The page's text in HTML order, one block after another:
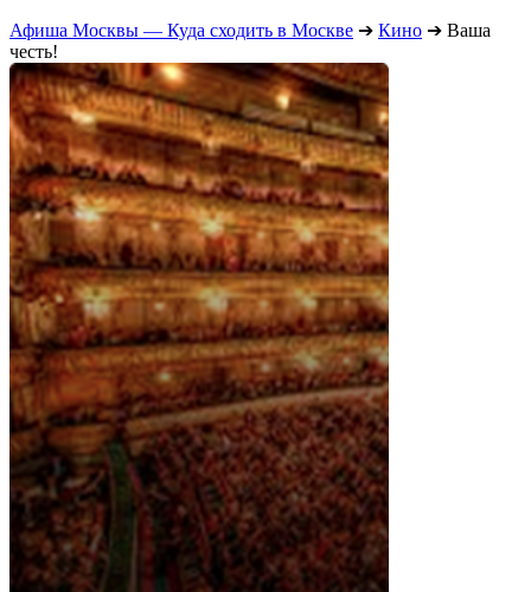
Афиша Москвы — Куда сходить в Москве ➔ Кино ➔ Ваша
честь!